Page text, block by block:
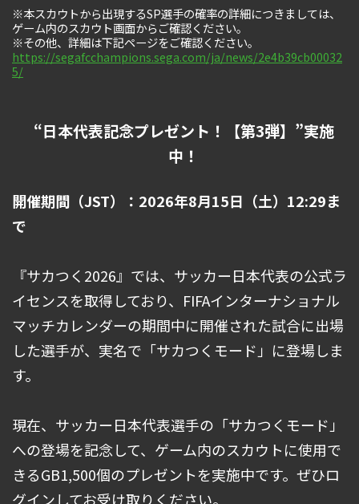
※本スカウトから出現するSP選手の確率の詳細につきましては、
ゲーム内のスカウト画面からご確認ください。
※その他、詳細は下記ページをご確認ください。
https://segafcchampions.sega.com/ja/news/2e4b39cb00032
5/
“日本代表記念プレゼント！【第3弾】”実施
中！
開催期間（JST）：2026年8月15日（土）12:29ま
で
『サカつく2026』では、サッカー日本代表の公式ラ
イセンスを取得しており、FIFAインターナショナル
マッチカレンダーの期間中に開催された試合に出場
した選手が、実名で「サカつくモード」に登場しま
す。
現在、サッカー日本代表選手の「サカつくモード」
への登場を記念して、ゲーム内のスカウトに使用で
きるGB1,500個のプレゼントを実施中です。ぜひロ
グインしてお受け取りください。